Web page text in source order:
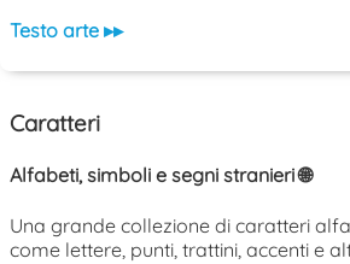
Testo arte ▸▸
Caratteri
Alfabeti, simboli e segni stranieri 🌐
Una grande collezione di caratteri
come lettere, punti, trattini, accenti e